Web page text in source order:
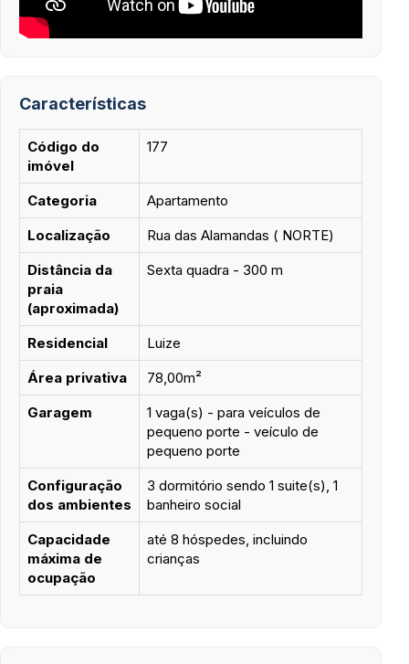
Características
Código do
imóvel
177
Categoria
Apartamento
Localização
Rua das Alamandas ( NORTE)
Distância da
praia
(aproximada)
Sexta quadra - 300 m
Residencial
Luize
Área privativa
78,00m²
Garagem
1 vaga(s) - para veículos de
pequeno porte - veículo de
pequeno porte
Configuração
dos ambientes
3 dormitório sendo 1 suite(s), 1
banheiro social
Capacidade
máxima de
ocupação
até 8 hóspedes, incluindo
crianças